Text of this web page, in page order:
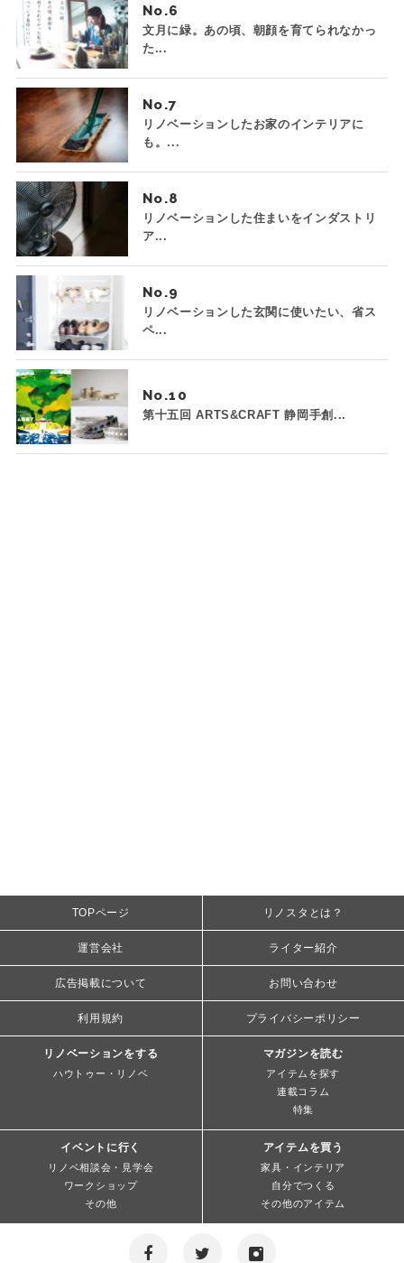
No.
文月に緑。あの頃、朝顔を育てられなかっ
た...
No.
リノベーションしたお家のインテリアに
も。...
No.
リノベーションした住まいをインダストリ
ア...
No.
リノベーションした玄関に使いたい、省ス
ペ...
No.
第十五回 ARTS&CRAFT 静岡手創...
TOPページ リノスタとは？
運営会社 ライター紹介
広告掲載について お問い合わせ
利用規約 プライバシーポリシー
リノベーションをする
ハウトゥー・リノベ
マガジンを読む
アイテムを探す
連載コラム
特集
イベントに行く
リノベ相談会・見学会
ワークショップ
その他
アイテムを買う
家具・インテリア
自分でつくる
その他のアイテム